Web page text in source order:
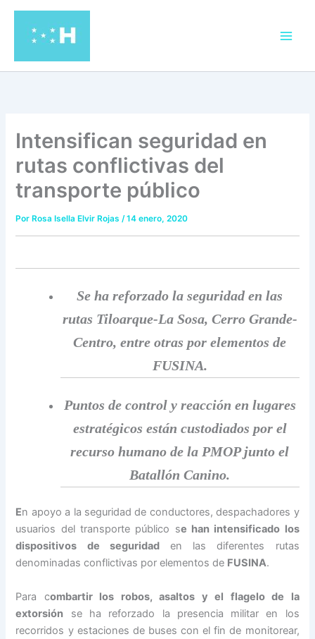
contenido
Intensifican seguridad en
rutas conflictivas del
transporte público
Por Rosa Isella Elvir Rojas/14 enero, 2020
Se ha reforzado la seguridad en las
rutas Tiloarque-La Sosa, Cerro Grande-
Centro, entre otras por elementos de
FUSINA.
Puntos de control y reacción en lugares
estratégicos están custodiados por el
recurso humano de la PMOP junto el
Batallón Canino.
En apoyo a la seguridad de conductores, despachadores y
usuarios del transporte público se han intensificado los
dispositivos de seguridaden las diferentes rutas
denominadas conflictivas por elementos de FUSINA.
Para combartir los robos, asaltos y el flagelo de la
extorsión se ha reforzado la presencia militar en los
recorridos y estaciones de buses con el fin de monitorear,